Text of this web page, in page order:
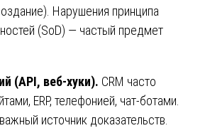
Нарушения принципа
(SoD) — частый предмет
(API, веб-хуки). CRM часто
ERP, телефонией, чат-ботами.
источник доказательств.